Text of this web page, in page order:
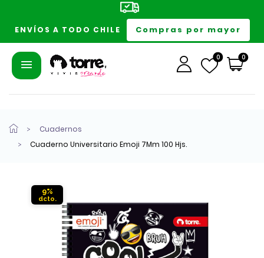
ENVÍOS A TODO CHILE Compras por mayor
0 0
Cuadernos
Cuaderno Universitario Emoji 7Mm 100 Hjs.
9%